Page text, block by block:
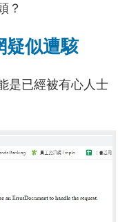
？
疑似遭駭
是已經被有心人士